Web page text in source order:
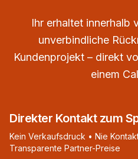
Ihr erhaltet innerhalb
unverbindliche
Kundenprojekt – direkt
einem
Direkter Kontakt zum
Kein Verkaufsdruck • Nie
Transparente Partner-Preise